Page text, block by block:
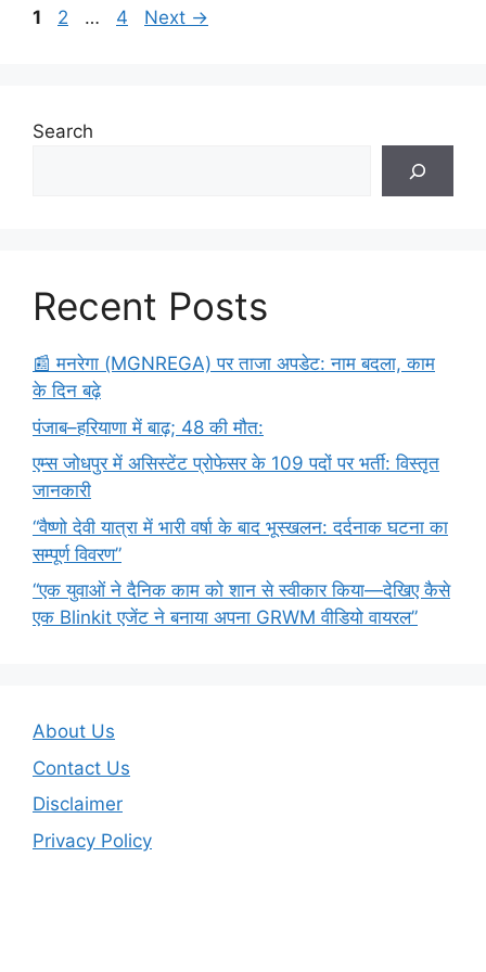
Page
1 Page
2 … Page
4 Next →
Search
Recent Posts
​📰 मनरेगा (MGNREGA) पर ताजा अपडेट: नाम बदला, काम
के दिन बढ़े
पंजाब–हरियाणा में बाढ़; 48 की मौत:
एम्स जोधपुर में असिस्टेंट प्रोफेसर के 109 पदों पर भर्ती: विस्तृत
जानकारी
“वैष्णो देवी यात्रा में भारी वर्षा के बाद भूस्खलन: दर्दनाक घटना का
सम्पूर्ण विवरण”
“एक युवाओं ने दैनिक काम को शान से स्वीकार किया—देखिए कैसे
एक Blinkit एजेंट ने बनाया अपना GRWM वीडियो वायरल”
About Us
Contact Us
Disclaimer
Privacy Policy